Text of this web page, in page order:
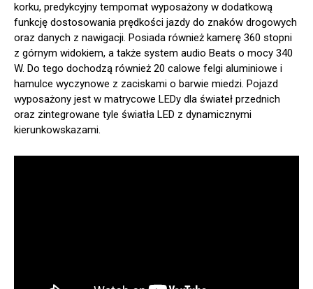
korku, predykcyjny tempomat wyposażony w dodatkową
funkcję dostosowania prędkości jazdy do znaków drogowych
oraz danych z nawigacji. Posiada również kamerę 360 stopni
z górnym widokiem, a także system audio Beats o mocy 340
W. Do tego dochodzą również 20 calowe felgi aluminiowe i
hamulce wyczynowe z zaciskami o barwie miedzi. Pojazd
wyposażony jest w matrycowe LEDy dla świateł przednich
oraz zintegrowane tyle światła LED z dynamicznymi
kierunkowskazami.